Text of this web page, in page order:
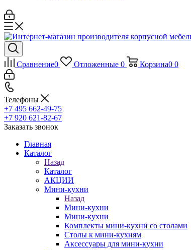
Сравнение0 Отложенные 0 Корзина0 0
Телефоны
+7 495 662-49-75
+7 920 621-82-67
Заказать звонок
Главная
Каталог
Назад
Каталог
АКЦИИ
Мини-кухни
Назад
Мини-кухни
Мини-кухни
Комплекты мини-кухни со столами
Столы к мини-кухням
Аксессуары для мини-кухни